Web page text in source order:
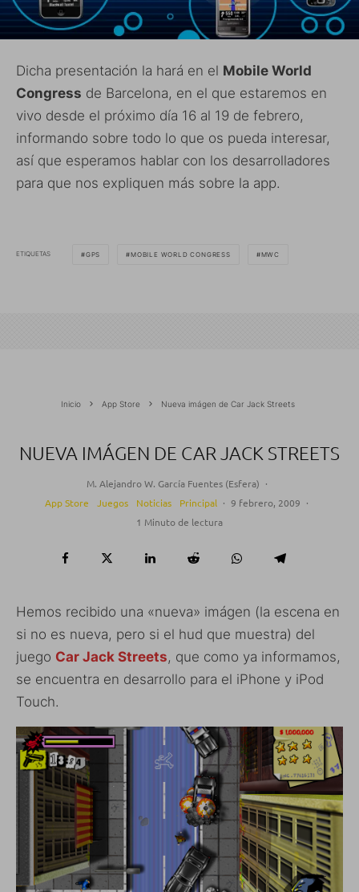
Dicha presentación la hará en el Mobile World
Congress de Barcelona, en el que estaremos en
vivo desde el próximo día 16 al 19 de febrero,
informando sobre todo lo que os pueda interesar,
así que esperamos hablar con los desarrolladores
para que nos expliquen más sobre la app.
ETIQUETAS GPS MOBILE WORLD CONGRESS MWC
Inicio App Store Nueva imágen de Car Jack Streets
NUEVA IMÁGEN DE CAR JACK STREETS
M. Alejandro W. García Fuentes (Esfera) ·
App Store
Juegos Noticias Principal · 9 febrero, 2009 ·
1 Minuto de lectura
Hemos recibido una «nueva» imágen (la escena en
si no es nueva, pero si el hud que muestra) del
juego Car Jack Streets, que como ya informamos,
se encuentra en desarrollo para el iPhone y iPod
Touch.